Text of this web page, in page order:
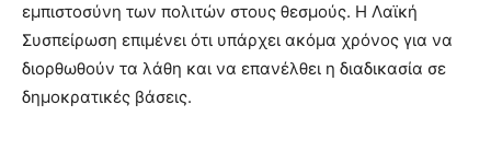
εμπιστοσύνη των πολιτών στους θεσμούς. Η Λαϊκή
Συσπείρωση επιμένει ότι υπάρχει ακόμα χρόνος για να
διορθωθούν τα λάθη και να επανέλθει η διαδικασία σε
δημοκρατικές βάσεις.